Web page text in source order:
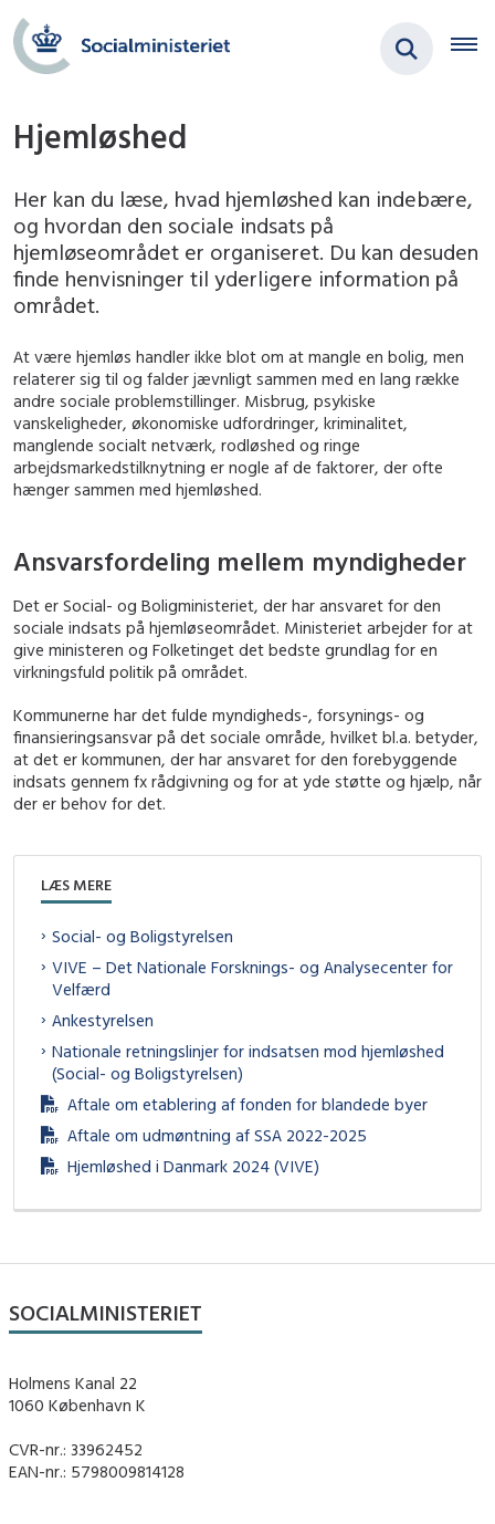
Hjemløshed
Her kan du læse, hvad hjemløshed kan indebære,
og hvordan den sociale indsats på
hjemløseområdet er organiseret. Du kan desuden
finde henvisninger til yderligere information på
området.
At være hjemløs handler ikke blot om at mangle en bolig, men
relaterer sig til og falder jævnligt sammen med en lang række
andre sociale problemstillinger. Misbrug, psykiske
vanskeligheder, økonomiske udfordringer, kriminalitet,
manglende socialt netværk, rodløshed og ringe
arbejdsmarkedstilknytning er nogle af de faktorer, der ofte
hænger sammen med hjemløshed.
Ansvarsfordeling mellem myndigheder
Det er Social- og Boligministeriet, der har ansvaret for den
sociale indsats på hjemløseområdet. Ministeriet arbejder for at
give ministeren og Folketinget det bedste grundlag for en
virkningsfuld politik på området.
Kommunerne har det fulde myndigheds-, forsynings- og
finansieringsansvar på det sociale område, hvilket bl.a. betyder,
at det er kommunen, der har ansvaret for den forebyggende
indsats gennem fx rådgivning og for at yde støtte og hjælp, når
der er behov for det.
LÆS MERE
Social- og Boligstyrelsen
VIVE – Det Nationale Forsknings- og Analysecenter for
Velfærd
Ankestyrelsen
Nationale retningslinjer for indsatsen mod hjemløshed
(Social- og Boligstyrelsen)
Aftale om etablering af fonden for blandede byer
Aftale om udmøntning af SSA 2022-2025
Hjemløshed i Danmark 2024 (VIVE)
SOCIALMINISTERIET
Holmens Kanal 22
1060 København K
CVR-nr.: 33962452
EAN-nr.: 5798009814128